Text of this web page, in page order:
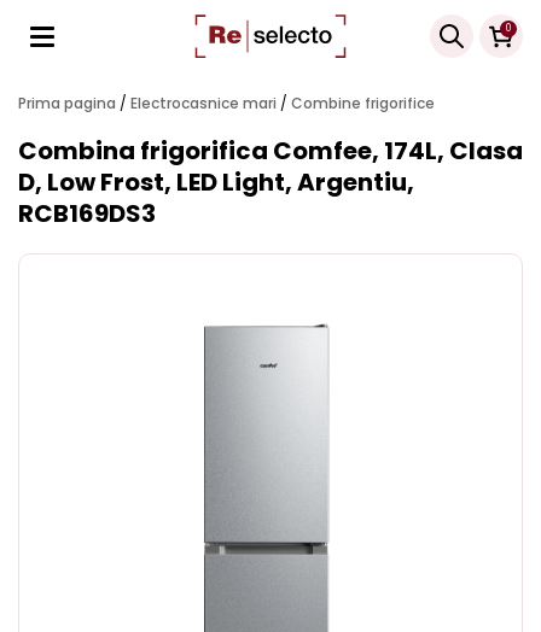
0
Products
search
Prima pagina / Electrocasnice mari / Combine frigorifice
Combina frigorifica Comfee, 174L, Clasa
D, Low Frost, LED Light, Argentiu,
RCB169DS3